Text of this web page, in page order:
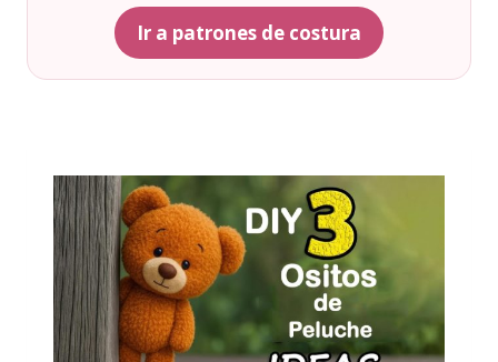
Ir a patrones de costura